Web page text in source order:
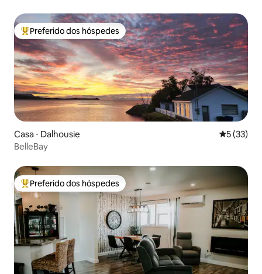
Entre os melhores preferidos dos hóspedes
Preferido dos hóspedes
Casa ⋅ Dalhousie 5 de uma
5 (33)
BelleBay
Entre os melhores preferidos dos hóspedes
Preferido dos hóspedes